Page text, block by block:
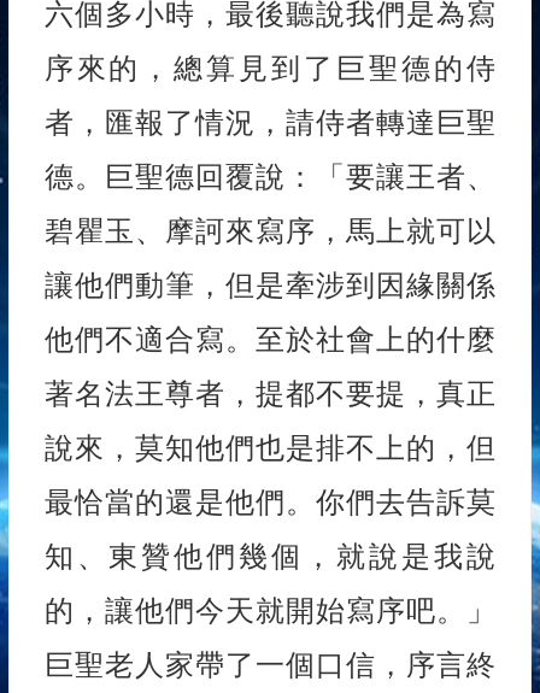
六個多小時，最後聽說我們是為寫
序來的，總算見到了巨聖德的侍
者，匯報了情況，請侍者轉達巨聖
德。巨聖德回覆說：「要讓王者、
碧瞿玉、摩訶來寫序，馬上就可以
讓他們動筆，但是牽涉到因緣關係
他們不適合寫。至於社會上的什麼
著名法王尊者，提都不要提，真正
說來，莫知他們也是排不上的，但
最恰當的還是他們。你們去告訴莫
知、東贊他們幾個，就說是我說
的，讓他們今天就開始寫序吧。」
巨聖老人家帶了一個口信，序言終